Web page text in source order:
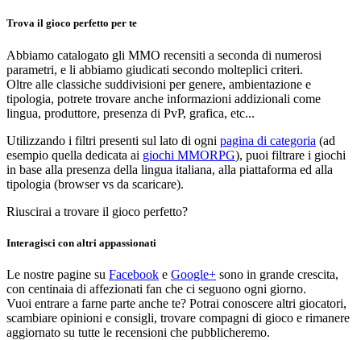
Trova il gioco perfetto per te
Abbiamo catalogato gli MMO recensiti a seconda di numerosi
parametri, e li abbiamo giudicati secondo molteplici criteri.
Oltre alle classiche suddivisioni per genere, ambientazione e
tipologia, potrete trovare anche informazioni addizionali come
lingua, produttore, presenza di PvP, grafica, etc...
Utilizzando i filtri presenti sul lato di ogni pagina di categoria (ad
esempio quella dedicata ai giochi MMORPG), puoi filtrare i giochi
in base alla presenza della lingua italiana, alla piattaforma ed alla
tipologia (browser vs da scaricare).
Riuscirai a trovare il gioco perfetto?
Interagisci con altri appassionati
Le nostre pagine su Facebook e Google+ sono in grande crescita,
con centinaia di affezionati fan che ci seguono ogni giorno.
Vuoi entrare a farne parte anche te? Potrai conoscere altri giocatori,
scambiare opinioni e consigli, trovare compagni di gioco e rimanere
aggiornato su tutte le recensioni che pubblicheremo.